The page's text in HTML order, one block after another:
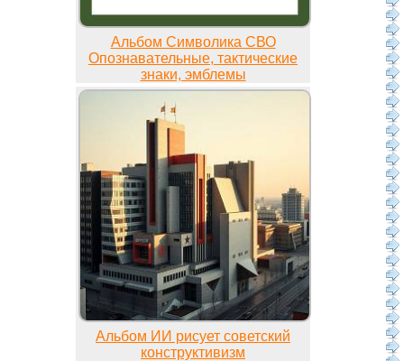
Альбом Символика СВО
Опознавательные, тактические
знаки, эмблемы
Альбом ИИ рисует советский
конструктивизм